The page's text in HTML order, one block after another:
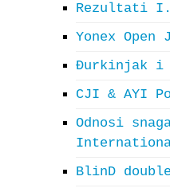
Rezultati I.
Yonex Open
Đurkinjak i
CJI & AYI
Odnosi
BlinD